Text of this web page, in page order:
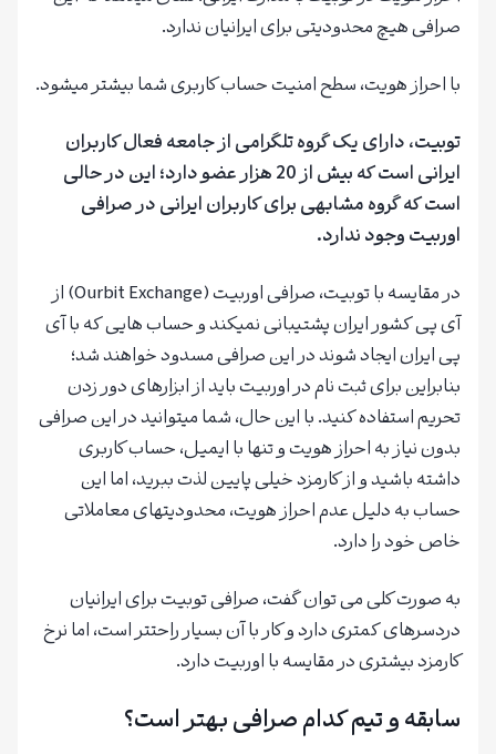
صرافی هیچ محدودیتی برای ایرانیان ندارد.
با احراز هویت، سطح امنیت حساب کاربری شما بیشتر میشود.
توبیت، دارای یک گروه تلگرامی از جامعه فعال کاربران
ایرانی است که بیش از 20 هزار عضو دارد؛ این در حالی
است که گروه مشابهی برای کاربران ایرانی در صرافی
اوربیت وجود ندارد.
در مقایسه با توبیت، صرافی اوربیت (Ourbit Exchange) از
آی پی کشور ایران پشتیبانی نمیکند و حساب هایی که با آی
پی ایران ایجاد شوند در این صرافی مسدود خواهند شد؛
بنابراین برای ثبت نام در اوربیت باید از ابزارهای دور زدن
تحریم استفاده کنید. با این حال، شما میتوانید در این صرافی
بدون نیاز به احراز هویت و تنها با ایمیل، حساب کاربری
داشته باشید و از کارمزد خیلی پایین لذت ببرید، اما این
حساب به دلیل عدم احراز هویت، محدودیتهای معاملاتی
خاص خود را دارد.
به صورت کلی می توان گفت، صرافی توبیت برای ایرانیان
دردسرهای کمتری دارد و کار با آن بسیار راحتتر است، اما نرخ
کارمزد بیشتری در مقایسه با اوربیت دارد.
سابقه و تیم کدام صرافی بهتر است؟